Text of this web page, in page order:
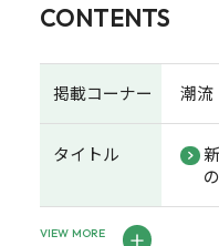
CONTENTS
掲載コーナー 潮流
タイトル
VIEW MORE